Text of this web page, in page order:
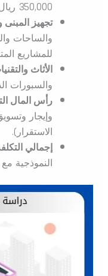
350,000 ريال).
تجهيز المبنى
للمشاريع
الأثاث
والسبورات الذكية (800,000 –
رأس المال
الاستقرار).
إجمالي
النموذجية